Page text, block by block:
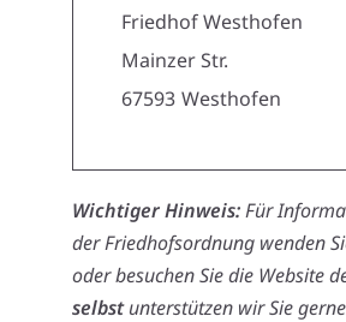
Friedhof Westhofen
Mainzer Str.
67593 Westhofen
Wichtiger Hinweis:Für
der Friedhofsordnung wenden
oder besuchen Sie die Website
selbstunterstützen wir Sie